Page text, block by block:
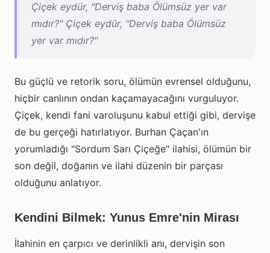
Çiçek eydür, "Derviş baba Ölümsüz yer var
mıdır?" Çiçek eydür, "Derviş baba Ölümsüz
yer var mıdır?"
Bu güçlü ve retorik soru, ölümün evrensel olduğunu,
hiçbir canlının ondan kaçamayacağını vurguluyor.
Çiçek, kendi fani varoluşunu kabul ettiği gibi, dervişe
de bu gerçeği hatırlatıyor. Burhan Çaçan'ın
yorumladığı "Sordum Sarı Çiçeğe" ilahisi, ölümün bir
son değil, doğanın ve ilahi düzenin bir parçası
olduğunu anlatıyor.
Kendini Bilmek: Yunus Emre'nin Mirası
İlahinin en çarpıcı ve derinlikli anı, dervişin son